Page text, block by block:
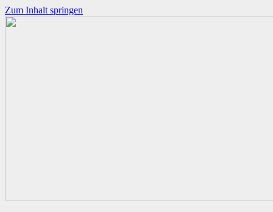
Zum Inhalt springen